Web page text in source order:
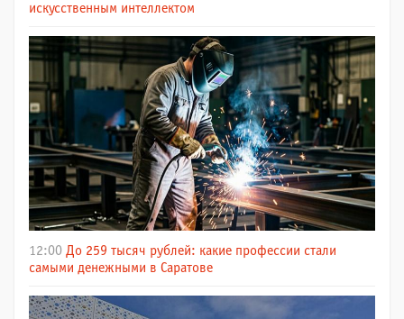
искусственным интеллектом
12:00 До 259 тысяч рублей: какие профессии стали
самыми денежными в Саратове